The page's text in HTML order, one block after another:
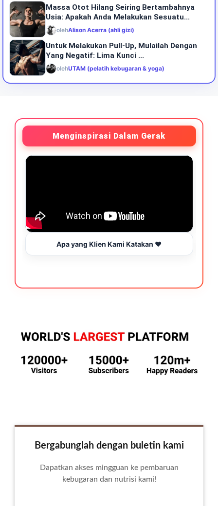
Massa Otot Hilang Seiring Bertambahnya
Usia: Apakah Anda Melakukan Sesuatu...
olehAlison Acerra (ahli gizi)
Untuk Melakukan Pull-Up, Mulailah Dengan
Yang Negatif: Lima Kunci ...
olehUTAM (pelatih kebugaran & yoga)
Menginspirasi Dalam Gerak
Apa yang Klien Kami Katakan ❤️
Bergabunglah dengan buletin kami
Dapatkan akses mingguan ke pembaruan
kebugaran dan nutrisi kami!